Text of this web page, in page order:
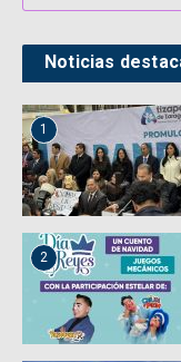
Noticias
1
2